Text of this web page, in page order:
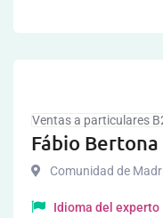
Ventas a particulares
Fábio
Comunidad de
Idioma del experto